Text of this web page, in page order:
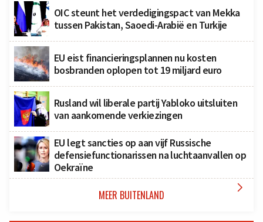
OIC steunt het verdedigingspact van Mekka
tussen Pakistan, Saoedi-Arabië en Turkije
EU eist financieringsplannen nu kosten
bosbranden oplopen tot 19 miljard euro
Rusland wil liberale partij Yabloko uitsluiten
van aankomende verkiezingen
EU legt sancties op aan vijf Russische
defensiefunctionarissen na luchtaanvallen op
Oekraïne
MEER BUITENLAND 